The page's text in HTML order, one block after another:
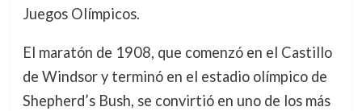
Juegos Olímpicos.
El maratón de 1908, que comenzó en el Castillo
de Windsor y terminó en el estadio olímpico de
Shepherd’s Bush, se convirtió en uno de los más